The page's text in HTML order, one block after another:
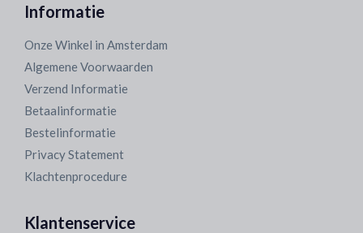
Informatie
Onze Winkel in Amsterdam
Algemene Voorwaarden
Verzend Informatie
Betaalinformatie
Bestelinformatie
Privacy Statement
Klachtenprocedure
Klantenservice